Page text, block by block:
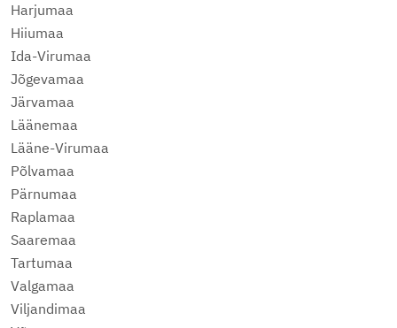
Harjumaa
Hiiumaa
Ida-Virumaa
Jõgevamaa
Järvamaa
Läänemaa
Lääne-Virumaa
Põlvamaa
Pärnumaa
Raplamaa
Saaremaa
Tartumaa
Valgamaa
Viljandimaa